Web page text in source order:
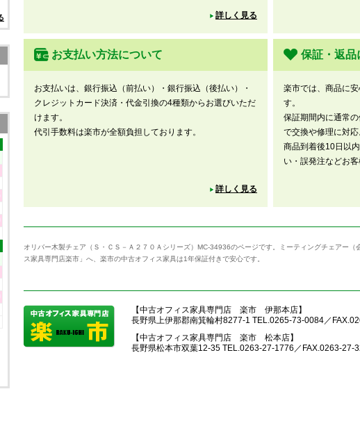
詳しく見る
お支払い方法について
お支払いは、銀行振込（前払い）・銀行振込（後払い）・
クレジットカード決済・代金引換の4種類からお選びいただ
けます。
代引手数料は楽市が全額負担しております。
詳しく見る
保証・返品
楽市では、商品に
す。
保証期間内に通常
で交換や修理に対応
商品到着後10日以
い・誤発注などお
オリバー木製チェア（Ｓ・ＣＳ－Ａ２７０Ａシリーズ）MC-34936のページです。ミーティングチェアー（
ス家具専門店楽市」へ、楽市の中古オフィス家具は1年保証付きで安心です。
【中古オフィス家具専門店 楽市 伊那本店】
長野県上伊那郡南箕輪村8277-1 TEL.0265-73-0084／
【中古オフィス家具専門店 楽市 松本店】
長野県松本市双葉12-35 TEL.0263-27-1776／FAX.0263-27-